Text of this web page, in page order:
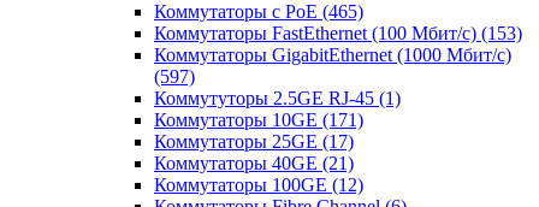
Коммутаторы с PoE (465)
Коммутаторы FastEthernet (100 Мбит/с) (153)
Коммутаторы GigabitEthernet (1000 Мбит/с)
(597)
Коммутуторы 2.5GE RJ-45 (1)
Коммутаторы 10GE (171)
Коммутаторы 25GE (17)
Коммутаторы 40GE (21)
Коммутаторы 100GE (12)